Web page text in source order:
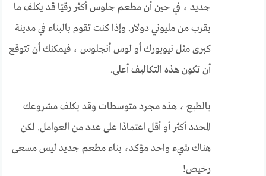
جديد ، في حين أن مطعم جلوس أكثر رقيًا قد يكلف ما
يقرب من مليوني دولار. وإذا كنت تقوم بالبناء في مدينة
كبرى مثل نيويورك أو لوس أنجلوس ، فيمكنك أن تتوقع
أن تكون هذه التكاليف أعلى.
بالطبع ، هذه مجرد متوسطات وقد يكلف مشروعك
المحدد أكثر أو أقل اعتمادًا على عدد من العوامل. لكن
هناك شيء واحد مؤكد، بناء مطعم جديد ليس مسعى
رخيص!